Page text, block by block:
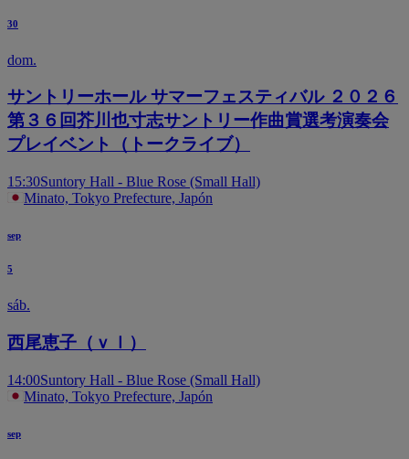
30
dom.
サントリーホール サマーフェスティバル ２０２６
第３６回芥川也寸志サントリー作曲賞選考演奏会
プレイベント（トークライブ）
15:30Suntory Hall - Blue Rose (Small Hall)
Minato, Tokyo Prefecture, Japón
sep
5
sáb.
西尾恵子（ｖｌ）
14:00Suntory Hall - Blue Rose (Small Hall)
Minato, Tokyo Prefecture, Japón
sep